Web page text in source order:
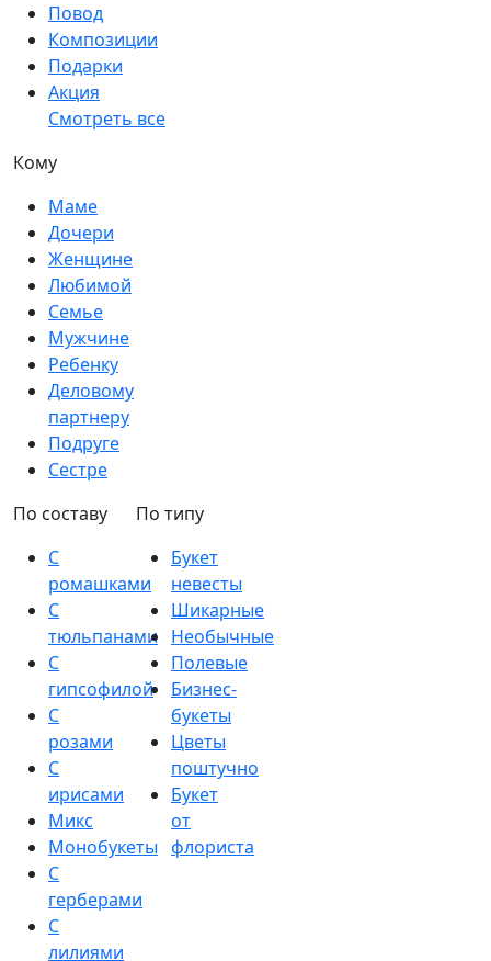
Повод
Композиции
Подарки
Акция
Смотреть все
Кому
Маме
Дочери
Женщине
Любимой
Семье
Мужчине
Ребенку
Деловому
партнеру
Подруге
Сестре
По составу
С
ромашками
С
тюльпанами
С
гипсофилой
С
розами
С
ирисами
Микс
Монобукеты
С
герберами
С
лилиями
По типу
Букет
невесты
Шикарные
Необычные
Полевые
Бизнес-
букеты
Цветы
поштучно
Букет
от
флориста